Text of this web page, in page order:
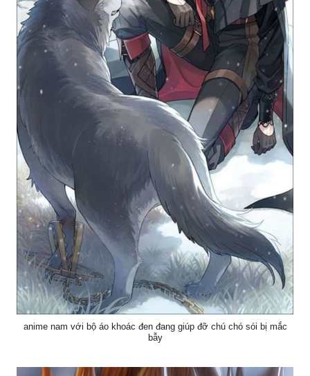
anime nam với bộ áo khoác đen đang giúp đỡ chú chó sói bị mắc
bẫy